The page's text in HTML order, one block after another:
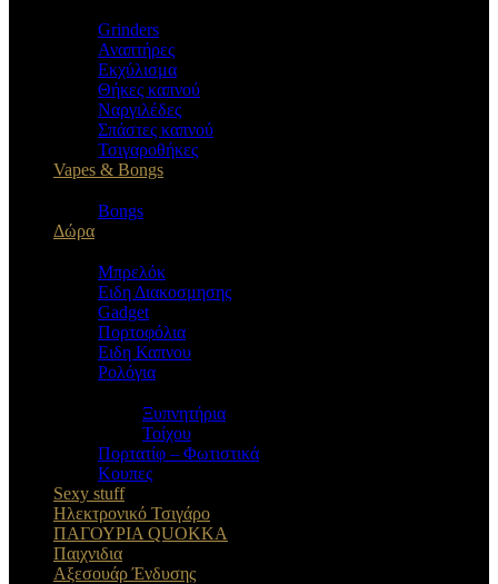
Grinders
Αναπτήρες
Εκχύλισμα
Θήκες καπνού
Ναργιλέδες
Σπάστες καπνού
Τσιγαροθήκες
Vapes & Bongs
Bongs
Δώρα
Μπρελόκ
Eιδη Διακοσμησης
Gadget
Πορτοφόλια
Ειδη Καπνου
Ρολόγια
Ξυπνητήρια
Τοίχου
Πορτατίφ – Φωτιστικά
Κουπες
Sexy stuff
Ηλεκτρονικό Τσιγάρο
ΠΑΓΟΥΡΙΑ QUOKKA
Παιχνιδια
Αξεσουάρ Ένδυσης